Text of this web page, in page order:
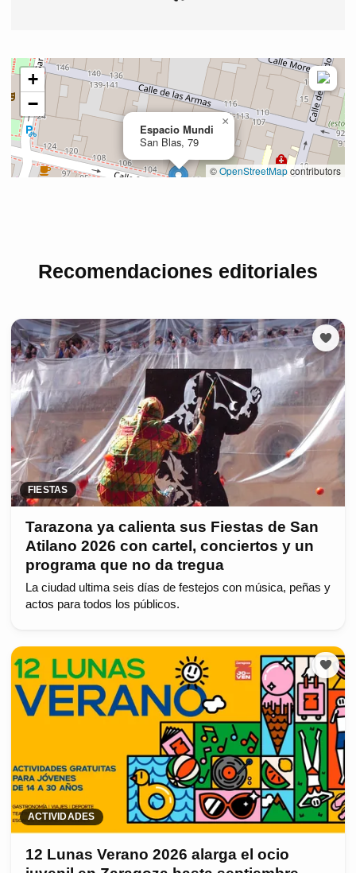
Recomendaciones editoriales
FIESTAS
Tarazona ya calienta sus Fiestas de San
Atilano 2026 con cartel, conciertos y un
programa que no da tregua
La ciudad ultima seis días de festejos con música, peñas y
actos para todos los públicos.
ACTIVIDADES
12 Lunas Verano 2026 alarga el ocio